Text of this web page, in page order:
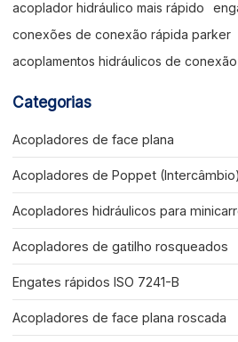
acoplador hidráulico mais rápido
conexões de conexão rápida parker
acoplamentos hidráulicos de
Categorias
Acopladores de face plana
Acopladores de Poppet (Intercâmbio)
Acopladores hidráulicos para
Acopladores de gatilho rosqueados
Engates rápidos ISO 7241-B
Acopladores de face plana roscada